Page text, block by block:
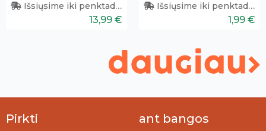
Išsiųsime iki penktadienio
13,99 €
Išsiųsime iki penktadienio
1,99 €
Pirkti ant bangos